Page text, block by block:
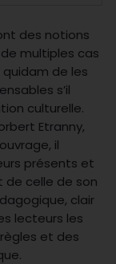
des notions
multiples cas
de les
s’il
culturelle.
Etranny,
il
présents et
de celle de son
clair
lecteurs les
et des